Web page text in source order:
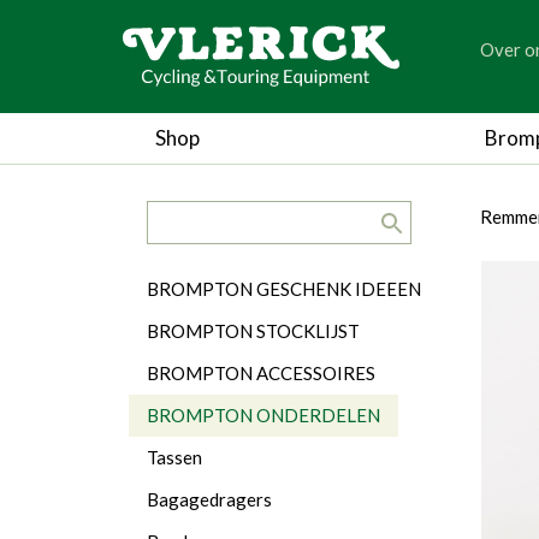
Over
Shop
Categorieën
BROMPTON GESCHENK IDEEEN
BROMPTON STOCKLIJST
BROMPTON ACCESSOIRES
BROMPTON ONDERDELEN
Tassen
Bagagedragers